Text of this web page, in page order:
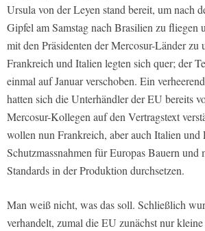
Ursula von der Leyen stand bereit, um nach
Gipfel am Samstag nach Brasilien zu fliegen
mit den Präsidenten der Mercosur-Länder zu
Frankreich und Italien legten sich quer; der
einmal auf Januar verschoben. Ein
hatten sich die Unterhändler der EU bereits
Mercosur-Kollegen auf den Vertragstext
wollen nun Frankreich, aber auch Italien und
Schutzmassnahmen für Europas Bauern und
Standards in der Produktion durchsetzen.
Man weiß nicht, was das soll. Schließlich
verhandelt, zumal die EU zunächst nur